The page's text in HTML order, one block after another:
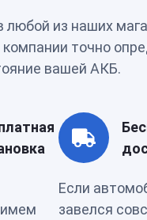
любой из наших
точно
вашей АКБ.
Если
завелся